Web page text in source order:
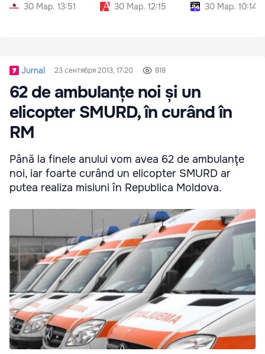
30 Мар. 13:51
30 Мар. 12:15
30 Мар. 10:14
Jurnal 23 сентября 2013, 17:20 818
62 de ambulanțe noi și un
elicopter SMURD, în curând în
RM
Până la finele anului vom avea 62 de ambulanţe
noi, iar foarte curând un elicopter SMURD ar
putea realiza misiuni în Republica Moldova.